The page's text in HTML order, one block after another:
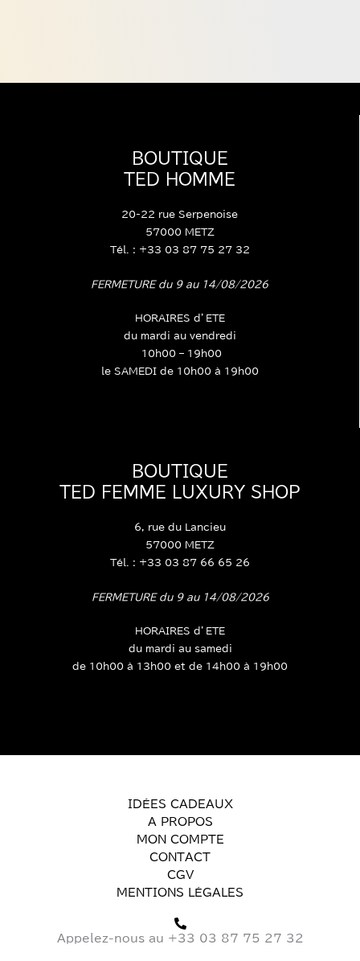
BOUTIQUE
TED HOMME
20-22 rue Serpenoise
57000 METZ
Tél. : +33 03 87 75 27 32
FERMETURE du 9 au 14/08/2026
HORAIRES d’ETE
du mardi au vendredi
10h00 – 19h00
le SAMEDI de 10h00 à 19h00
BOUTIQUE
TED FEMME LUXURY SHOP
6, rue du Lancieu
57000 METZ
Tél. : +33 03 87 66 65 26
FERMETURE du 9 au 14/08/2026
HORAIRES d’ETE
du mardi au samedi
de 10h00 à 13h00 et de 14h00 à 19h00
IDÉES CADEAUX
A PROPOS
MON COMPTE
CONTACT
CGV
MENTIONS LÉGALES
Appelez-nous au +33 03 87 75 27 32